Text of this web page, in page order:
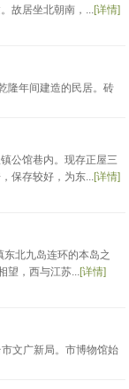
故居坐北朝南，...[详情]
隆年间建造的民居。砖
公馆巷内。现存正屋三
保存较好，为东...[详情]
北九岛连环的本岛之
望，西与江苏...[详情]
文广新局。市博物馆始